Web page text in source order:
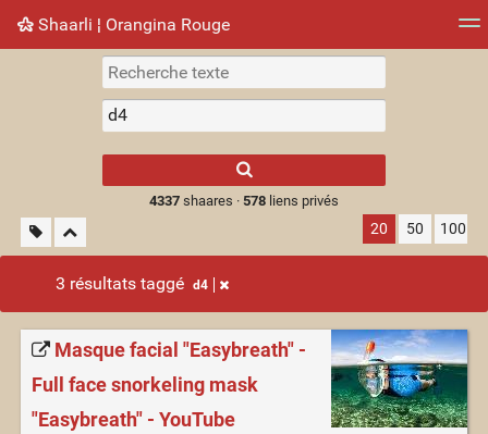
Shaarli ¦ Orangina Rouge
Nuage de tags Mur d'images
results.
4337shaares · 578liens privés
20 50 100
3 résultats taggé d4
Masque facial "Easybreath" -
Full face snorkeling mask
"Easybreath" - YouTube